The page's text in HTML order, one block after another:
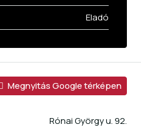
Eladó
Megnyitás Google térképen
Rónai György u. 92.